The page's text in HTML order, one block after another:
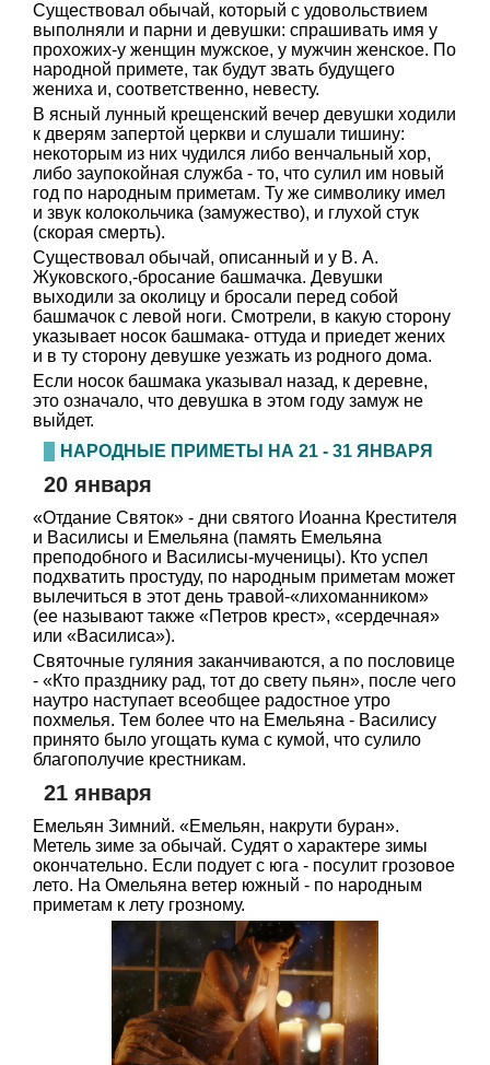
Существовал обычай, который с удовольствием
выполняли и парни и девушки: спрашивать имя у
прохожих-у женщин мужское, у мужчин женское. По
народной примете, так будут звать будущего
жениха и, соответственно, невесту.
В ясный лунный крещенский вечер девушки ходили
к дверям запертой церкви и слушали тишину:
некоторым из них чудился либо венчальный хор,
либо заупокойная служба - то, что сулил им новый
год по народным приметам. Ту же символику имел
и звук колокольчика (замужество), и глухой стук
(скорая смерть).
Существовал обычай, описанный и у В. А.
Жуковского,-бросание башмачка. Девушки
выходили за околицу и бросали перед собой
башмачок с левой ноги. Смотрели, в какую сторону
указывает носок башмака- оттуда и приедет жених
и в ту сторону девушке уезжать из родного дома.
Если носок башмака указывал назад, к деревне,
это означало, что девушка в этом году замуж не
выйдет.
НАРОДНЫЕ ПРИМЕТЫ НА 21 - 31 ЯНВАРЯ
20 января
«Отдание Святок» - дни святого Иоанна Крестителя
и Василисы и Емельяна (память Емельяна
преподобного и Василисы-мученицы). Кто успел
подхватить простуду, по народным приметам может
вылечиться в этот день травой-«лихоманником»
(ее называют также «Петров крест», «сердечная»
или «Василиса»).
Святочные гуляния заканчиваются, а по пословице
- «Кто празднику рад, тот до свету пьян», после чего
наутро наступает всеобщее радостное утро
похмелья. Тем более что на Емельяна - Василису
принято было угощать кума с кумой, что сулило
благополучие крестникам.
21 января
Емельян Зимний. «Емельян, накрути буран».
Метель зиме за обычай. Судят о характере зимы
окончательно. Если подует с юга - посулит грозовое
лето. На Омельяна ветер южный - по народным
приметам к лету грозному.